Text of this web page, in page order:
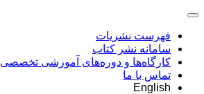
فهرست نشریات
سامانه نشر کتاب
کارگاه‌ها و دوره‌های آموزشی تخصصی
تماس با ما
English